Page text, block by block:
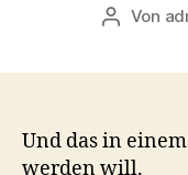
Von
Und das in
werden will.